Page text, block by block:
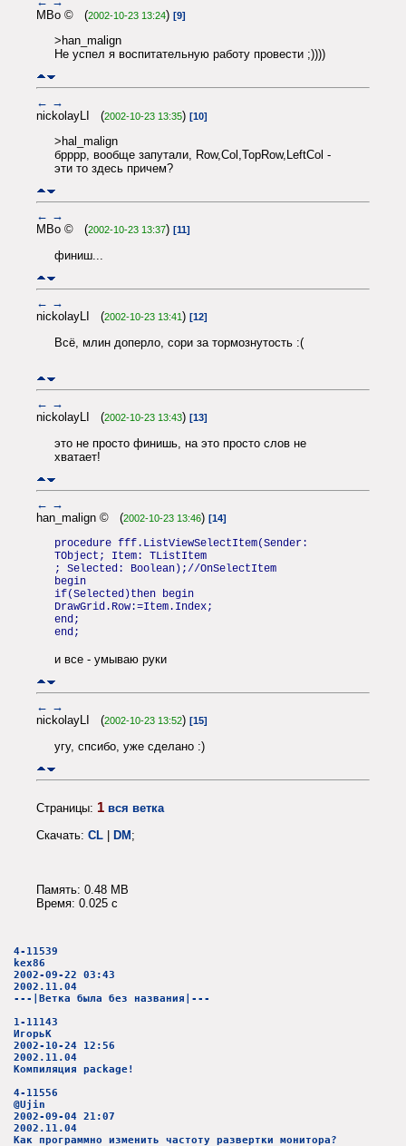
MBo © (2002-10-23 13:24) [9]
>han_malign
Не успел я воспитательную работу провести ;))))
← →
nickolayLI (2002-10-23 13:35) [10]
>hal_malign
брррр, вообще запутали, Row,Col,TopRow,LeftCol -
эти то здесь причем?
← →
MBo © (2002-10-23 13:37) [11]
финиш...
← →
nickolayLI (2002-10-23 13:41) [12]
Всё, млин доперло, сори за тормознутость :(
← →
nickolayLI (2002-10-23 13:43) [13]
это не просто финишь, на это просто слов не
хватает!
← →
han_malign © (2002-10-23 13:46) [14]
procedure fff.ListViewSelectItem(Sender:
TObject; Item: TListItem
; Selected: Boolean);//OnSelectItem
begin
if(Selected)then begin
DrawGrid.Row:=Item.Index;
end;
end;
и все - умываю руки
← →
nickolayLI (2002-10-23 13:52) [15]
угу, спсибо, уже сделано :)
Страницы: 1 вся ветка
Скачать: CL DM ;
Память: 0.48 MB
Время: 0.025 c
4-11539
kex86
2002-09-22 03:43
2002.11.04
---|Ветка была без названия|---
1-11143
ИгорьК
2002-10-24 12:56
2002.11.04
Компиляция package!
4-11556
@Ujin
2002-09-04 21:07
2002.11.04
Как программно изменить частоту развертки монитора?